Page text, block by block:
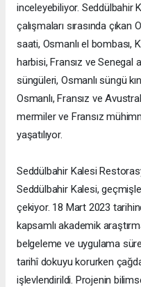
inceleyebiliyor. Seddülbahir
çalışmaları sırasında
saati, Osmanlı el
harbisi, Fransız ve Senegal
süngüleri, Osmanlı süngü
Osmanlı, Fransız ve
mermiler ve Fransız
yaşatılıyor.
Seddülbahir Kalesi
Seddülbahir Kalesi,
çekiyor. 18 Mart 2023
kapsamlı akademik
belgeleme ve uygulama
tarihî dokuyu korurken
işlevlendirildi. Projenin